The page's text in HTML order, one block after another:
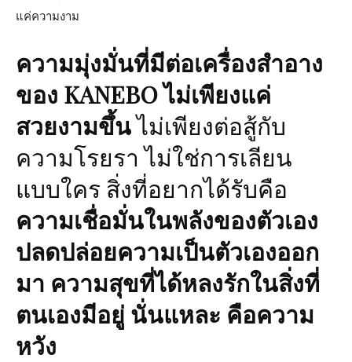
แค่ความงาม
ความมุ่งมั่นที่มีต่อเครื่องสำอาง
ของ KANEBO ไม่เพียงแค่
สวยงามขึ้นไม่เพียงต่อสู้กับ
ความโรยรา ไม่ใช่การเลียน
แบบใคร สิ่งที่อยากได้รับคือ
ความเชื่อมั่นในพลังของตัวเอง
ปลดปล่อยความเป็นตัวเองออก
มา ความสุขที่ได้หลงรักในสิ่งที่
ตนเองมีอยู่ นั่นแหละ คือความ
หวัง